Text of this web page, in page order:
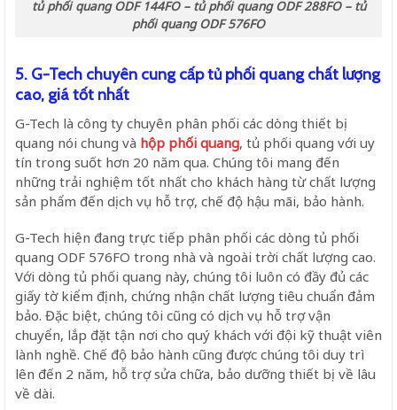
tủ phối quang ODF 144FO – tủ phối quang ODF 288FO – tủ
phối quang ODF 576FO
5. G-Tech chuyên cung cấp tủ phối quang chất lượng
cao, giá tốt nhất
G-Tech là công ty chuyên phân phối các dòng thiết bị
quang nói chung và hộp phối quang, tủ phối quang với uy
tín trong suốt hơn 20 năm qua. Chúng tôi mang đến
những trải nghiệm tốt nhất cho khách hàng từ chất lượng
sản phẩm đến dịch vụ hỗ trợ, chế độ hậu mãi, bảo hành.
G-Tech hiện đang trực tiếp phân phối các dòng tủ phối
quang ODF 576FO trong nhà và ngoài trời chất lượng cao.
Với dòng tủ phối quang này, chúng tôi luôn có đầy đủ các
giấy tờ kiểm định, chứng nhận chất lượng tiêu chuẩn đảm
bảo. Đặc biệt, chúng tôi cũng có dịch vụ hỗ trợ vận
chuyển, lắp đặt tận nơi cho quý khách với đội kỹ thuật viên
lành nghề. Chế độ bảo hành cũng được chúng tôi duy trì
lên đến 2 năm, hỗ trợ sửa chữa, bảo dưỡng thiết bị về lâu
về dài.